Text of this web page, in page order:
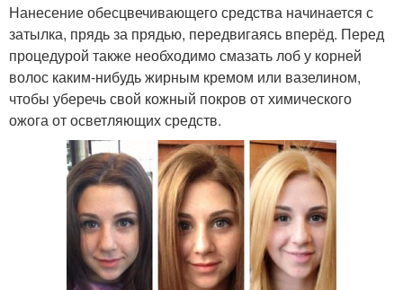
Нанесение обесцвечивающего средства начинается с
затылка, прядь за прядью, передвигаясь вперёд. Перед
процедурой также необходимо смазать лоб у корней
волос каким-нибудь жирным кремом или вазелином,
чтобы уберечь свой кожный покров от химического
ожога от осветляющих средств.